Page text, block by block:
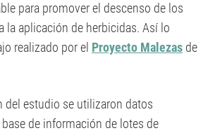
para promover el descenso de los
la aplicación de herbicidas. Así lo
realizado por el Proyecto Malezas de
del estudio se utilizaron datos
de información de lotes de